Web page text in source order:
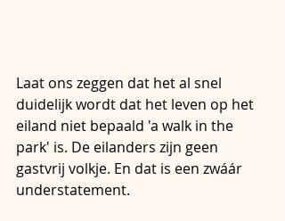
Laat ons zeggen dat het al snel
duidelijk wordt dat het leven op het
eiland niet bepaald 'a walk in the
park' is. De eilanders zijn geen
gastvrij volkje. En dat is een zwáár
understatement.